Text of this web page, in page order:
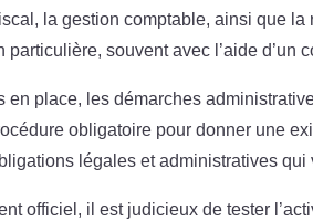
la gestion comptable, ainsi que
particulière, souvent avec l’aide d’un
en place, les démarches
obligatoire pour donner une
légales et administratives
officiel, il est judicieux de tester